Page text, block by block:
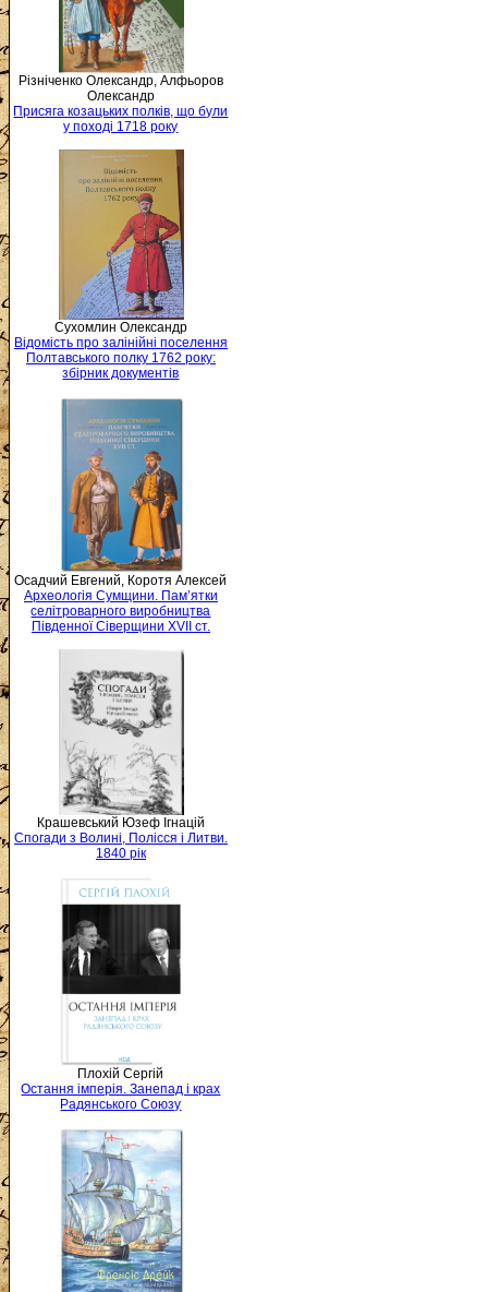
Різніченко Олександр, Алфьоров
Олександр
Присяга козацьких полків, що були
у поході 1718 року
Сухомлин Олександр
Відомість про залінійні поселення
Полтавського полку 1762 року:
збірник документів
Осадчий Евгений, Коротя Алексей
Археологія Сумщини. Пам’ятки
селітроварного виробництва
Південної Сіверщини XVII ст.
Крашевський Юзеф Ігнацій
Спогади з Волині, Полісся і Литви.
1840 рік
Плохій Сергій
Остання імперія. Занепад і крах
Радянського Союзу